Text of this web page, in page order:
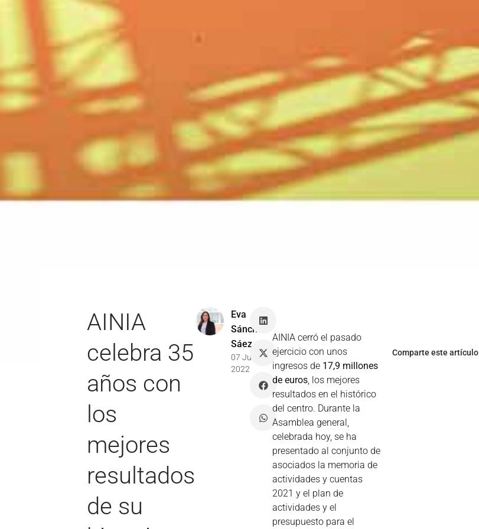
AINIA
celebra 35
años con
los
mejores
resultados
de su
Eva
Sánchez
Sáez
07 Jun
2022
AINIA cerró el pasado
ejercicio con unos
ingresos de 17,9 millones
de euros, los mejores
resultados en el histórico
del centro. Durante la
Asamblea general,
celebrada hoy, se ha
presentado al conjunto de
asociados la memoria de
actividades y cuentas
2021 y el plan de
actividades y el
presupuesto para el
Comparte este artículo